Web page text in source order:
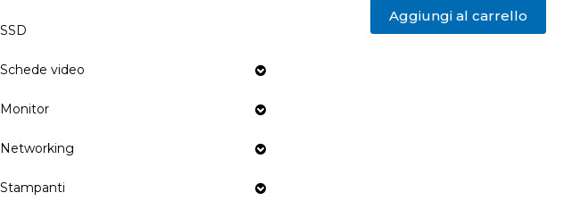
Aggiungi al carrello
SSD
Schede video
Monitor
Networking
Stampanti